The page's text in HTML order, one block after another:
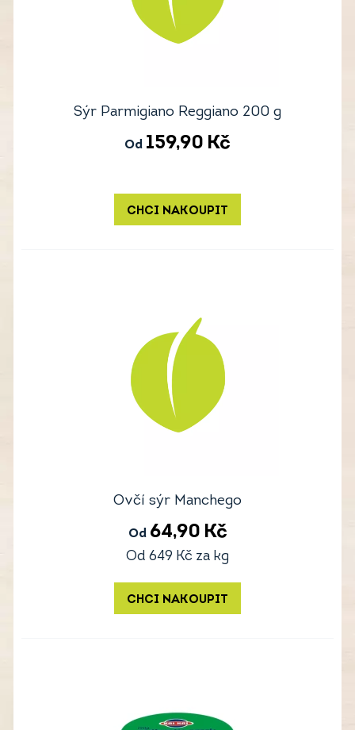
Sýr Parmigiano Reggiano 200 g
Od 159,90 Kč
CHCI NAKOUPIT
Ovčí sýr Manchego
Od 64,90 Kč
Od 649 Kč za kg
CHCI NAKOUPIT